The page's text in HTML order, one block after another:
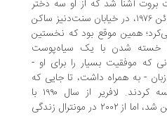
شد که از او سه دختر
دارد. در بازگشت به مونترال در ژوئن ۱۹۷۶، در خیابان سنت‌دنیز ساکن
همین موقع بود که نخستین
شدن با یک سیاه‌پوست
بسیار را برای او -
همراه داشت، تا جایی که
نویسنده را با بوکوفسکی مقایسه کردند. لافریر از سال ۱۹۹۰ با
خانواده‌اش در میامی فلوریدا ساکن شد، اما از ۲۰۰۲ در مونترال زندگی